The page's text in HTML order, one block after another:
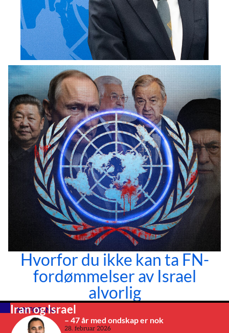
Faktasjekk
på Espen
Barth Eide
Hvorfor du ikke kan ta FN-
fordømmelser av Israel
alvorlig
INNFØRING
Iran og Israel
– 47 år med ondskap er nok
28. februar 2026